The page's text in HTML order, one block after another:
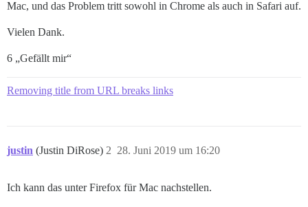
Mac, und das Problem tritt sowohl in Chrome als auch in Safari auf.
Vielen Dank.
6 „Gefällt mir“
Removing title from URL breaks links
justin (Justin DiRose) 28. Juni 2019 um 16:20
2
Ich kann das unter Firefox für Mac nachstellen.